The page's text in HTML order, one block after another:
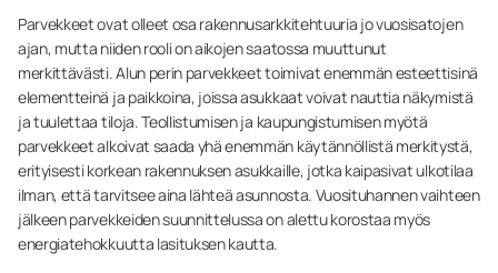
Parvekkeet ovat olleet osa rakennusarkkitehtuuria jo vuosisatojen
ajan, mutta niiden rooli on aikojen saatossa muuttunut
merkittävästi. Alun perin parvekkeet toimivat enemmän esteettisinä
elementteinä ja paikkoina, joissa asukkaat voivat nauttia näkymistä
ja tuulettaa tiloja. Teollistumisen ja kaupungistumisen myötä
parvekkeet alkoivat saada yhä enemmän käytännöllistä merkitystä,
erityisesti korkean rakennuksen asukkaille, jotka kaipasivat ulkotilaa
ilman, että tarvitsee aina lähteä asunnosta. Vuosituhannen vaihteen
jälkeen parvekkeiden suunnittelussa on alettu korostaa myös
energiatehokkuutta lasituksen kautta.